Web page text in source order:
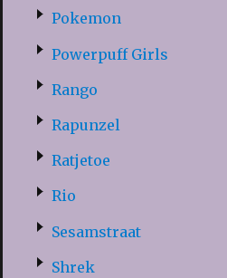
Pokemon
Powerpuff Girls
Rango
Rapunzel
Ratjetoe
Rio
Sesamstraat
Shrek